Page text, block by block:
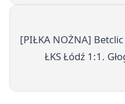
[PIŁKA NOŻNA]
ŁKS Łódź 1:1.